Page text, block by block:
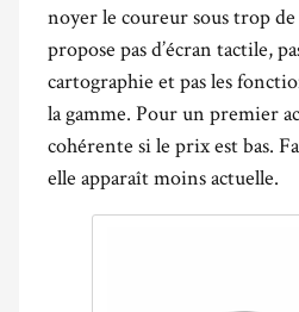
noyer le coureur sous trop
propose pas d’écran tactile,
cartographie et pas les
la gamme. Pour un premier
cohérente si le prix est bas.
elle apparaît moins actuelle.